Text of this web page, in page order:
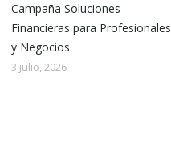
Campaña Soluciones
Financieras para Profesionales
y Negocios.
3 julio, 2026